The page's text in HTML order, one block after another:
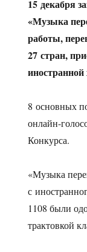
15 декабря
«Музыка
работы,
27 стран,
8 основных
онлайн-
Конкурса.
«Музыка
с
1108 были
трактовкой